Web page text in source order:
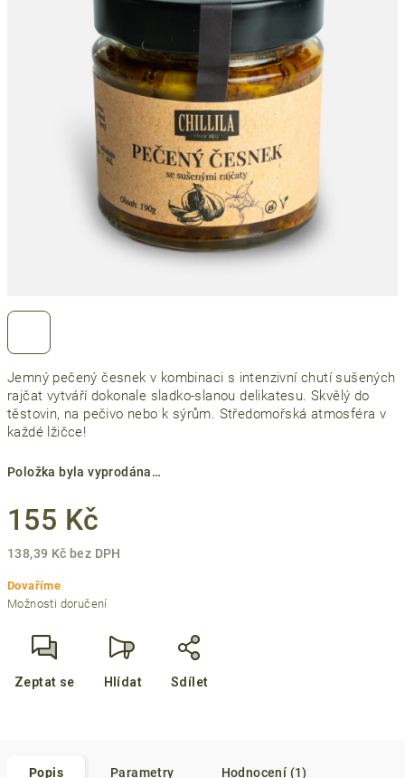
Jemný pečený česnek v kombinaci s intenzivní chutí sušených
rajčat vytváří dokonale sladko-slanou delikatesu. Skvělý do
těstovin, na pečivo nebo k sýrům. Středomořská atmosféra v
každé lžičce!
Položka byla vyprodána…
155 Kč
138,39 Kč bez DPH
cena:
Dovaříme
Možnosti doručení
Zeptat se Hlídat Sdílet
Popis Parametry Hodnocení (1)